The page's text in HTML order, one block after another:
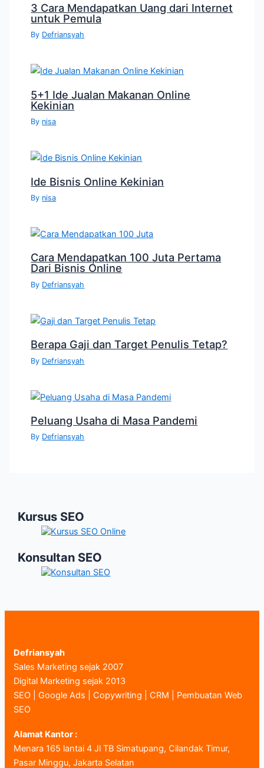
3 Cara Mendapatkan Uang dari Internet
untuk Pemula
By Defriansyah
5+1 Ide Jualan Makanan Online
Kekinian
By nisa
Ide Bisnis Online Kekinian
By nisa
Cara Mendapatkan 100 Juta Pertama
Dari Bisnis Online
By Defriansyah
Berapa Gaji dan Target Penulis Tetap?
By Defriansyah
Peluang Usaha di Masa Pandemi
By Defriansyah
Kursus SEO
Konsultan SEO
Defriansyah
Sales Marketing sejak 2007
Digital Marketing sejak 2013
SEO | Google Ads | Copywriting | CRM | Pembuatan Web
SEO
Alamat Kantor :
Menara 165 lantai 4 Jl TB Simatupang, Cilandak Timur,
Pasar Minggu, Jakarta Selatan